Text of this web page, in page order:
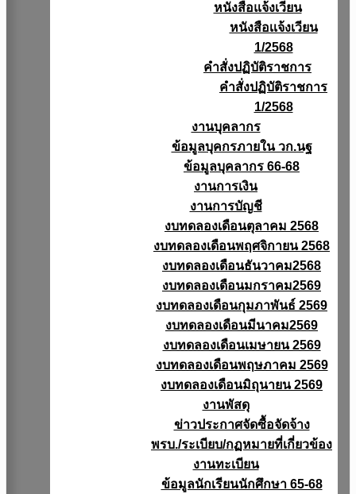
หนังสือแจ้งเวียน
หนังสือเเจ้งเวียน
1/2568
คำสั่งปฏิบัติราชการ
คำสั่งปฏิบัติราชการ
1/2568
งานบุคลากร
ข้อมูลบุคกรภายใน วก.นฐ
ข้อมูลบุคลากร 66-68
งานการเงิน
งานการบัญชี
งบทดลองเดือนตุลาคม 2568
งบทดลองเดือนพฤศจิกายน 2568
งบทดลองเดือนธันวาคม2568
งบทดลองเดือนมกราคม2569
งบทดลองเดือนกุมภาพันธ์ 2569
งบทดลองเดือนมีนาคม2569
งบทดลองเดือนเมษายน 2569
งบทดลองเดือนพฤษภาคม 2569
งบทดลองเดือนมิถุนายน 2569
งานพัสดุ
ข่าวประกาศจัดซื้อจัดจ้าง
พรบ./ระเบียบ/กฏหมายที่เกี่ยวข้อง
งานทะเบียน
ข้อมูลนักเรียนนักศึกษา 65-68